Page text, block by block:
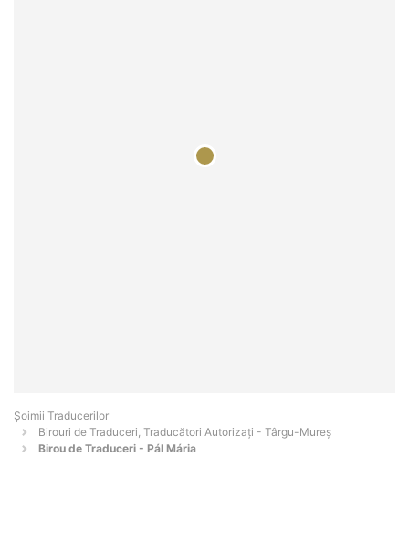
Șoimii Traducerilor
Birouri de Traduceri, Traducători Autorizați - Târgu-Mureş
Birou de Traduceri - Pál Mária